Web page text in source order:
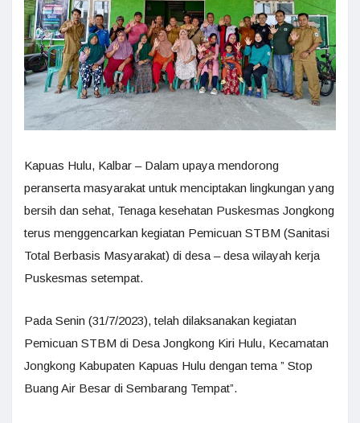
Kapuas Hulu, Kalbar – Dalam upaya mendorong
peranserta masyarakat untuk menciptakan lingkungan yang
bersih dan sehat, Tenaga kesehatan Puskesmas Jongkong
terus menggencarkan kegiatan Pemicuan STBM (Sanitasi
Total Berbasis Masyarakat) di desa – desa wilayah kerja
Puskesmas setempat.
Pada Senin (31/7/2023), telah dilaksanakan kegiatan
Pemicuan STBM di Desa Jongkong Kiri Hulu, Kecamatan
Jongkong Kabupaten Kapuas Hulu dengan tema ” Stop
Buang Air Besar di Sembarang Tempat”.